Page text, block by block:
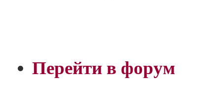
Перейти в форум